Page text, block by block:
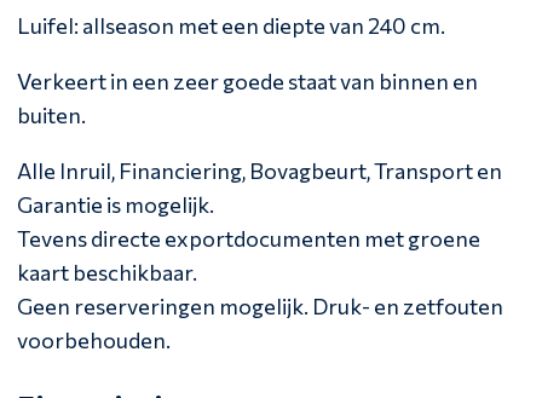
Luifel: allseason met een diepte van 240 cm.
Verkeert in een zeer goede staat van binnen en
buiten.
Alle Inruil, Financiering, Bovagbeurt, Transport en
Garantie is mogelijk.
Tevens directe exportdocumenten met groene
kaart beschikbaar.
Geen reserveringen mogelijk. Druk- en zetfouten
voorbehouden.